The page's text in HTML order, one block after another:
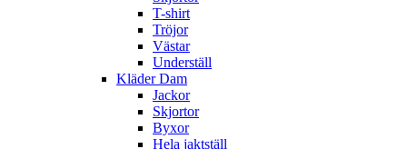
T-shirt
Tröjor
Västar
Underställ
Kläder Dam
Jackor
Skjortor
Byxor
Hela jaktställ